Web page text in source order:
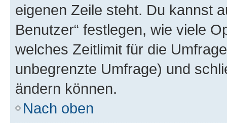
eigenen Zeile steht. Du kannst
Benutzer“ festlegen, wie viele
welches Zeitlimit für die
unbegrenzte Umfrage) und
ändern können.
Nach oben